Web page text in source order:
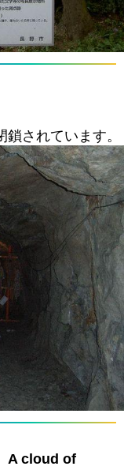
されています。
A cloud of